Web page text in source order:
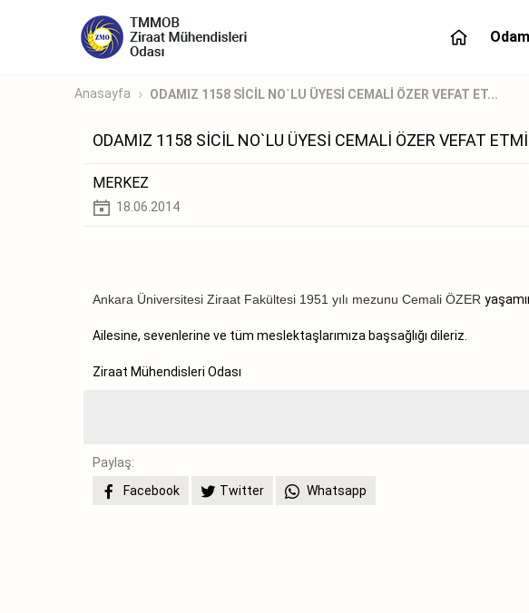
Anasayfa ODAMIZ 1158 SİCİL NO`LU ÜYESİ CEMALİ ÖZER VEFAT ET...
ODAMIZ 1158 SİCİL NO`LU ÜYESİ CEMALİ ÖZER VEFAT
MERKEZ
18.06.2014
Ankara Üniversitesi Ziraat Fakültesi 1951 yılı mezunu Cemali ÖZER
Ailesine, sevenlerine ve tüm meslektaşlarımıza başsağlığı dileriz.
Ziraat Mühendisleri Odası
Paylaş:
Facebook
Twitter Whatsapp